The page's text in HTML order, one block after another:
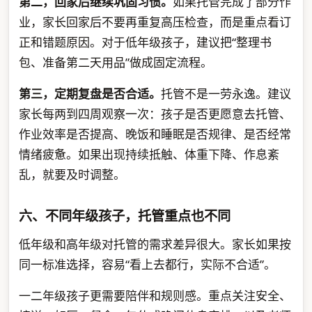
业，家长回家后不要再重复高压检查，而是重点看订
正和错题原因。对于低年级孩子，建议把“整理书
包、准备第二天用品”做成固定流程。
第三，定期复盘是否合适。 托管不是一劳永逸。建议
家长每两到四周观察一次：孩子是否更愿意去托管、
作业效率是否提高、晚饭和睡眠是否规律、是否经常
情绪疲惫。如果出现持续抵触、体重下降、作息紊
乱，就要及时调整。
六、不同年级孩子，托管重点也不同
低年级和高年级对托管的需求差异很大。家长如果按
同一标准选择，容易“看上去都行，实际不合适”。
一二年级孩子更需要陪伴和规则感。重点关注安全、